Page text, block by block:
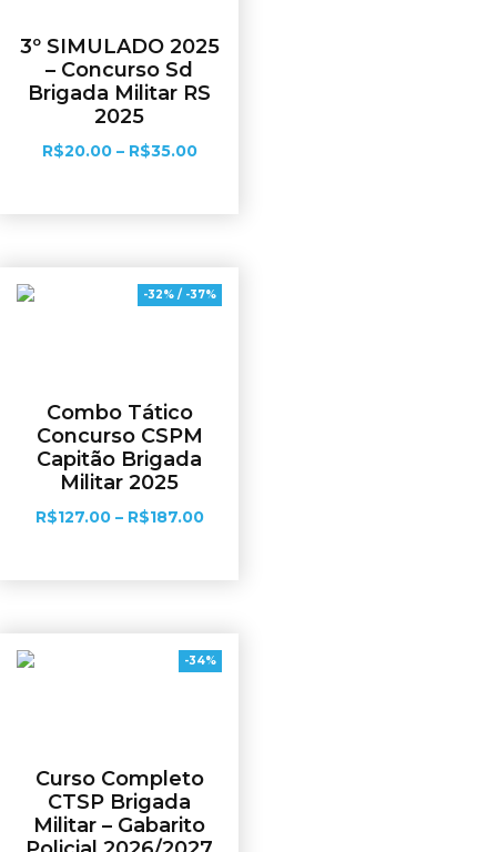
3º SIMULADO 2025
– Concurso Sd
Brigada Militar RS
2025
R$20.00 – R$35.00
-32% / -37%
Combo Tático
Concurso CSPM
Capitão Brigada
Militar 2025
R$127.00 – R$187.00
-34%
Curso Completo
CTSP Brigada
Militar – Gabarito